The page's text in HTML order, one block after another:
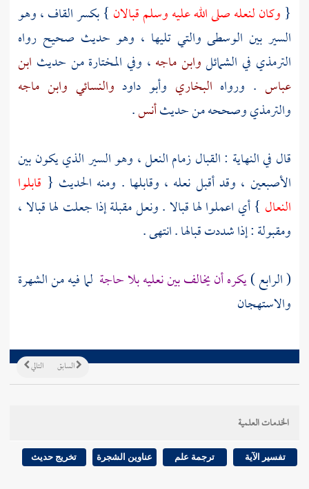
{ وكان لنعله صلى الله عليه وسلم قبالان } بكسر القاف ، وهو
السير بين الوسطى والتي تليها ، وهو حديث صحيح رواه
الترمذي في الشمائلوابن ماجه ، وفي المختارة من حديث ابن
عباس . ورواه البخاري وأبو داود والنسائي وابن ماجه
والترمذيوصححه من حديثأنس.
قال في النهاية : القبال زمام النعل ، وهو السير الذي يكون بين
الأصبعين ، وقد أقبل نعله ، وقابلها . ومنه الحديث { قابلوا
النعال } أي اعملوا لها قبالا . ونعل مقبلة إذا جعلت لها قبالا ،
ومقبولة : إذا شددت قبالها . انتهى .
( الرابع )يكره أن يخالف بين نعليه بلا حاجة لما فيه من الشهرة
والاستهجان
التالي السابق
الخدمات العلمية
تفسير الآية ترجمة علم عناوين الشجرة تخريج حديث